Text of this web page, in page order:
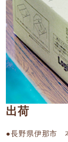
出荷
●長野県伊那市